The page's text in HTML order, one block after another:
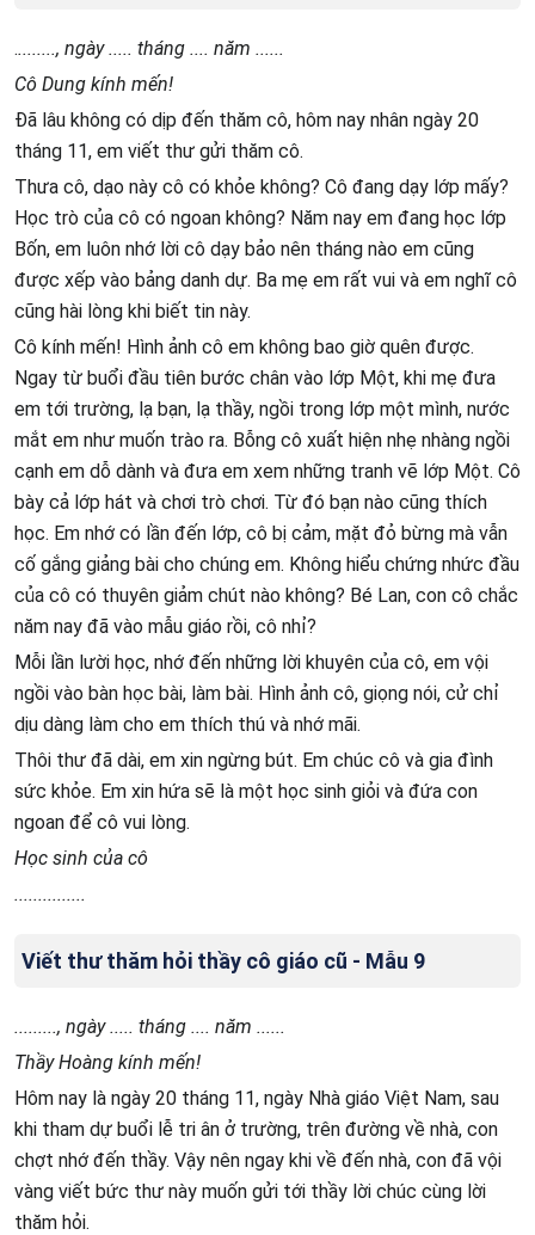
........., ngày ..... tháng .... năm ......
Cô Dung kính mến!
Đã lâu không có dịp đến thăm cô, hôm nay nhân ngày 20
tháng 11, em viết thư gửi thăm cô.
Thưa cô, dạo này cô có khỏe không? Cô đang dạy lớp mấy?
Học trò của cô có ngoan không? Năm nay em đang học lớp
Bốn, em luôn nhớ lời cô dạy bảo nên tháng nào em cũng
được xếp vào bảng danh dự. Ba mẹ em rất vui và em nghĩ cô
cũng hài lòng khi biết tin này.
Cô kính mến! Hình ảnh cô em không bao giờ quên được.
Ngay từ buổi đầu tiên bước chân vào lớp Một, khi mẹ đưa
em tới trường, lạ bạn, lạ thầy, ngồi trong lớp một mình, nước
mắt em như muốn trào ra. Bỗng cô xuất hiện nhẹ nhàng ngồi
cạnh em dỗ dành và đưa em xem những tranh vẽ lớp Một. Cô
bày cả lớp hát và chơi trò chơi. Từ đó bạn nào cũng thích
học. Em nhớ có lần đến lớp, cô bị cảm, mặt đỏ bừng mà vẫn
cố gắng giảng bài cho chúng em. Không hiểu chứng nhức đầu
của cô có thuyên giảm chút nào không? Bé Lan, con cô chắc
năm nay đã vào mẫu giáo rồi, cô nhỉ?
Mỗi lần lười học, nhớ đến những lời khuyên của cô, em vội
ngồi vào bàn học bài, làm bài. Hình ảnh cô, giọng nói, cử chỉ
dịu dàng làm cho em thích thú và nhớ mãi.
Thôi thư đã dài, em xin ngừng bút. Em chúc cô và gia đình
sức khỏe. Em xin hứa sẽ là một học sinh giỏi và đứa con
ngoan để cô vui lòng.
Học sinh của cô
...............
Viết thư thăm hỏi thầy cô giáo cũ - Mẫu 9
........., ngày ..... tháng .... năm ......
Thầy Hoàng kính mến!
Hôm nay là ngày 20 tháng 11, ngày Nhà giáo Việt Nam, sau
khi tham dự buổi lễ tri ân ở trường, trên đường về nhà, con
chợt nhớ đến thầy. Vậy nên ngay khi về đến nhà, con đã vội
vàng viết bức thư này muốn gửi tới thầy lời chúc cùng lời
thăm hỏi.